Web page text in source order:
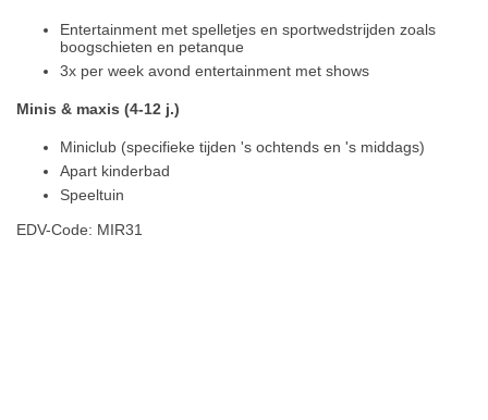
Entertainment met spelletjes en sportwedstrijden zoals
boogschieten en petanque
3x per week avond entertainment met shows
Minis & maxis (4-12 j.)
Miniclub (specifieke tijden 's ochtends en 's middags)
Apart kinderbad
Speeltuin
EDV-Code: MIR31